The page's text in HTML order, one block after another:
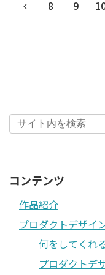
8 9
コンテンツ
作品紹介
プロダクトデザイ
何をしてくれ
プロダクトデ